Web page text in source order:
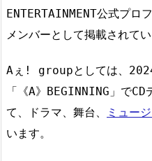
ENTERTAINMENT公式プ
メンバーとして掲載されてい
Aぇ! groupとしては、
「《A》BEGINNING」で
て、ドラマ、舞台、
ミュー
います。